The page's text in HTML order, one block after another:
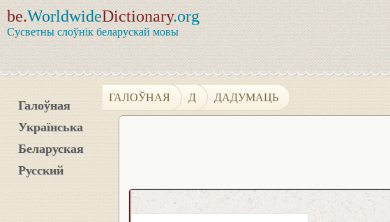
be.WorldwideDictionary.org
Сусветны слоўнік беларускай мовы
Галоўная
Українська
Беларуская
Русский
ГАЛОЎНАЯ Д ДАДУМАЦЬ